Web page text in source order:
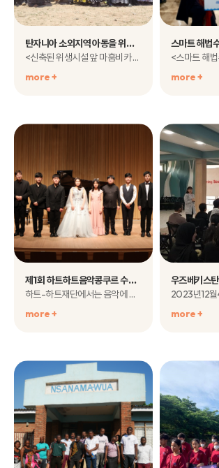
탄자니아 소외지역 아동을 위한 식수위생환경 개선 사업 결과 공유
<신축된 위생시설 앞 마훔비카 주민들과 학생들>하나금융나눔재단의 후원..
more +
more +
제1회 하트하트음악콩쿠르 수상자 음악회 성료
하트-하트재단에서는 음악에 재능이 있는 발달장애인을 발굴하고 육성하기..
more +
more +